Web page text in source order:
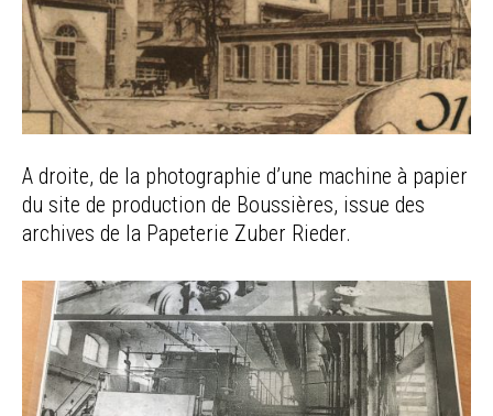
A droite, de la photographie d’une machine à papier
du site de production de Boussières, issue des
archives de la Papeterie Zuber Rieder.